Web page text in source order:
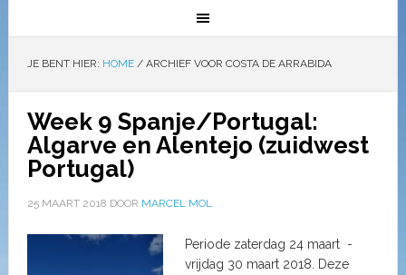
JE BENT HIER: HOME /ARCHIEF VOOR COSTA DE ARRABIDA
Week 9 Spanje/Portugal:
Algarve en Alentejo (zuidwest
Portugal)
25 MAART 2018 DOOR MARCEL MOL
Periode zaterdag 24 maart -
vrijdag 30 maart 2018. Deze